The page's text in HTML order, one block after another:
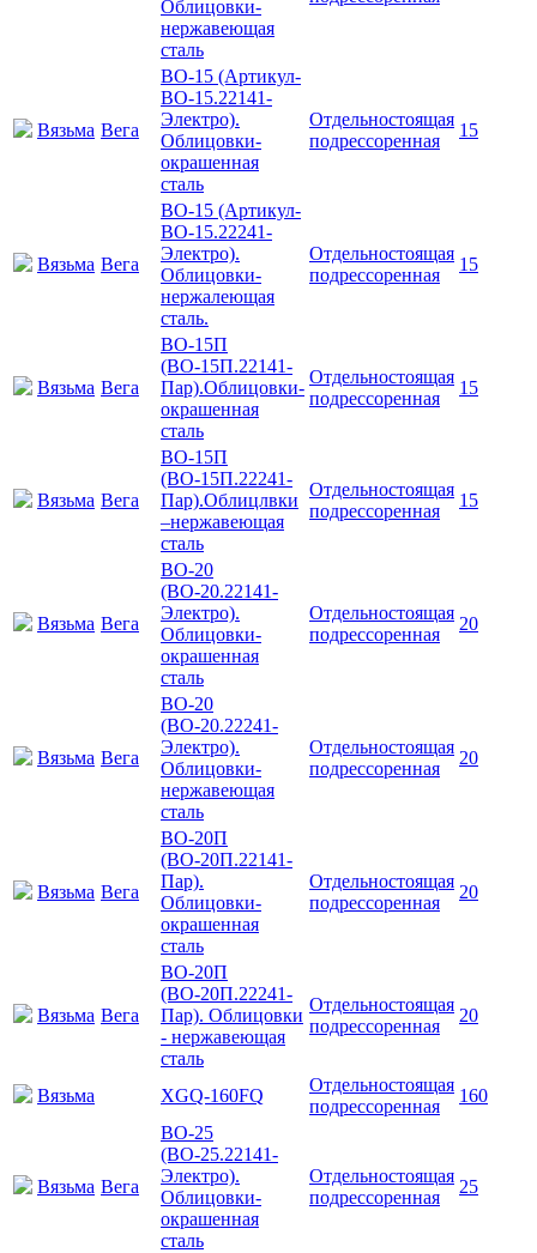
Облицовки-
нержавеющая
сталь
Вязьма Вега
ВО-15 (Артикул-
ВО-15.22141-
Электро).
Облицовки-
окрашенная
сталь
Отдельностоящая
подрессоренная
15
Вязьма Вега
ВО-15 (Артикул-
ВО-15.22241-
Электро).
Облицовки-
нержалеющая
сталь.
Отдельностоящая
подрессоренная
15
Вязьма Вега
ВО-15П
(ВО-15П.22141-
Пар).Облицовки-
окрашенная
сталь
Отдельностоящая
подрессоренная
15
Вязьма Вега
ВО-15П
(ВО-15П.22241-
Пар).Облицлвки
–нержавеющая
сталь
Отдельностоящая
подрессоренная
15
Вязьма Вега
ВО-20
(ВО-20.22141-
Электро).
Облицовки-
окрашенная
сталь
Отдельностоящая
подрессоренная
20
Вязьма Вега
ВО-20
(ВО-20.22241-
Электро).
Облицовки-
нержавеющая
сталь
Отдельностоящая
подрессоренная
20
Вязьма Вега
ВО-20П
(ВО-20П.22141-
Пар).
Облицовки-
окрашенная
сталь
Отдельностоящая
подрессоренная
20
Вязьма Вега
ВО-20П
(ВО-20П.22241-
Пар). Облицовки
- нержавеющая
сталь
Отдельностоящая
подрессоренная
20
Вязьма XGQ-160FQ
Отдельностоящая
подрессоренная
160
Вязьма Вега
ВО-25
(ВО-25.22141-
Электро).
Облицовки-
окрашенная
сталь
Отдельностоящая
подрессоренная
25